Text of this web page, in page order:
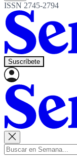
ISSN 2745-2794
Suscríbete